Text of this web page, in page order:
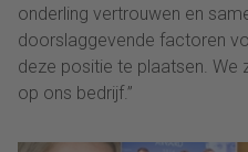
onderling vertrouwen en
doorslaggevende factoren
deze positie te plaatsen. We
op ons bedrijf.”